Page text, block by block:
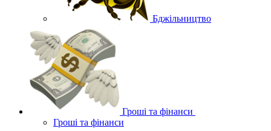
Бджільництво
Гроші та фінанси
Гроші та фінанси